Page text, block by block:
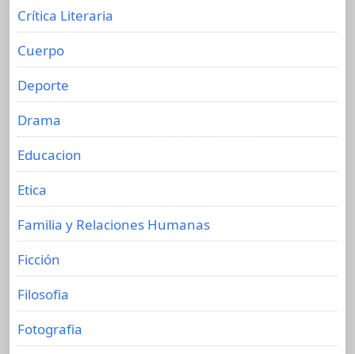
Crítica Literaria
Cuerpo
Deporte
Drama
Educacion
Etica
Familia y Relaciones Humanas
Ficción
Filosofia
Fotografia